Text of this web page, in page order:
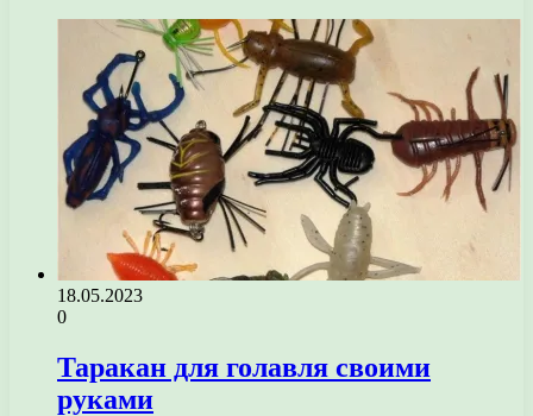
18.05.2023
0
Таракан для голавля своими
руками